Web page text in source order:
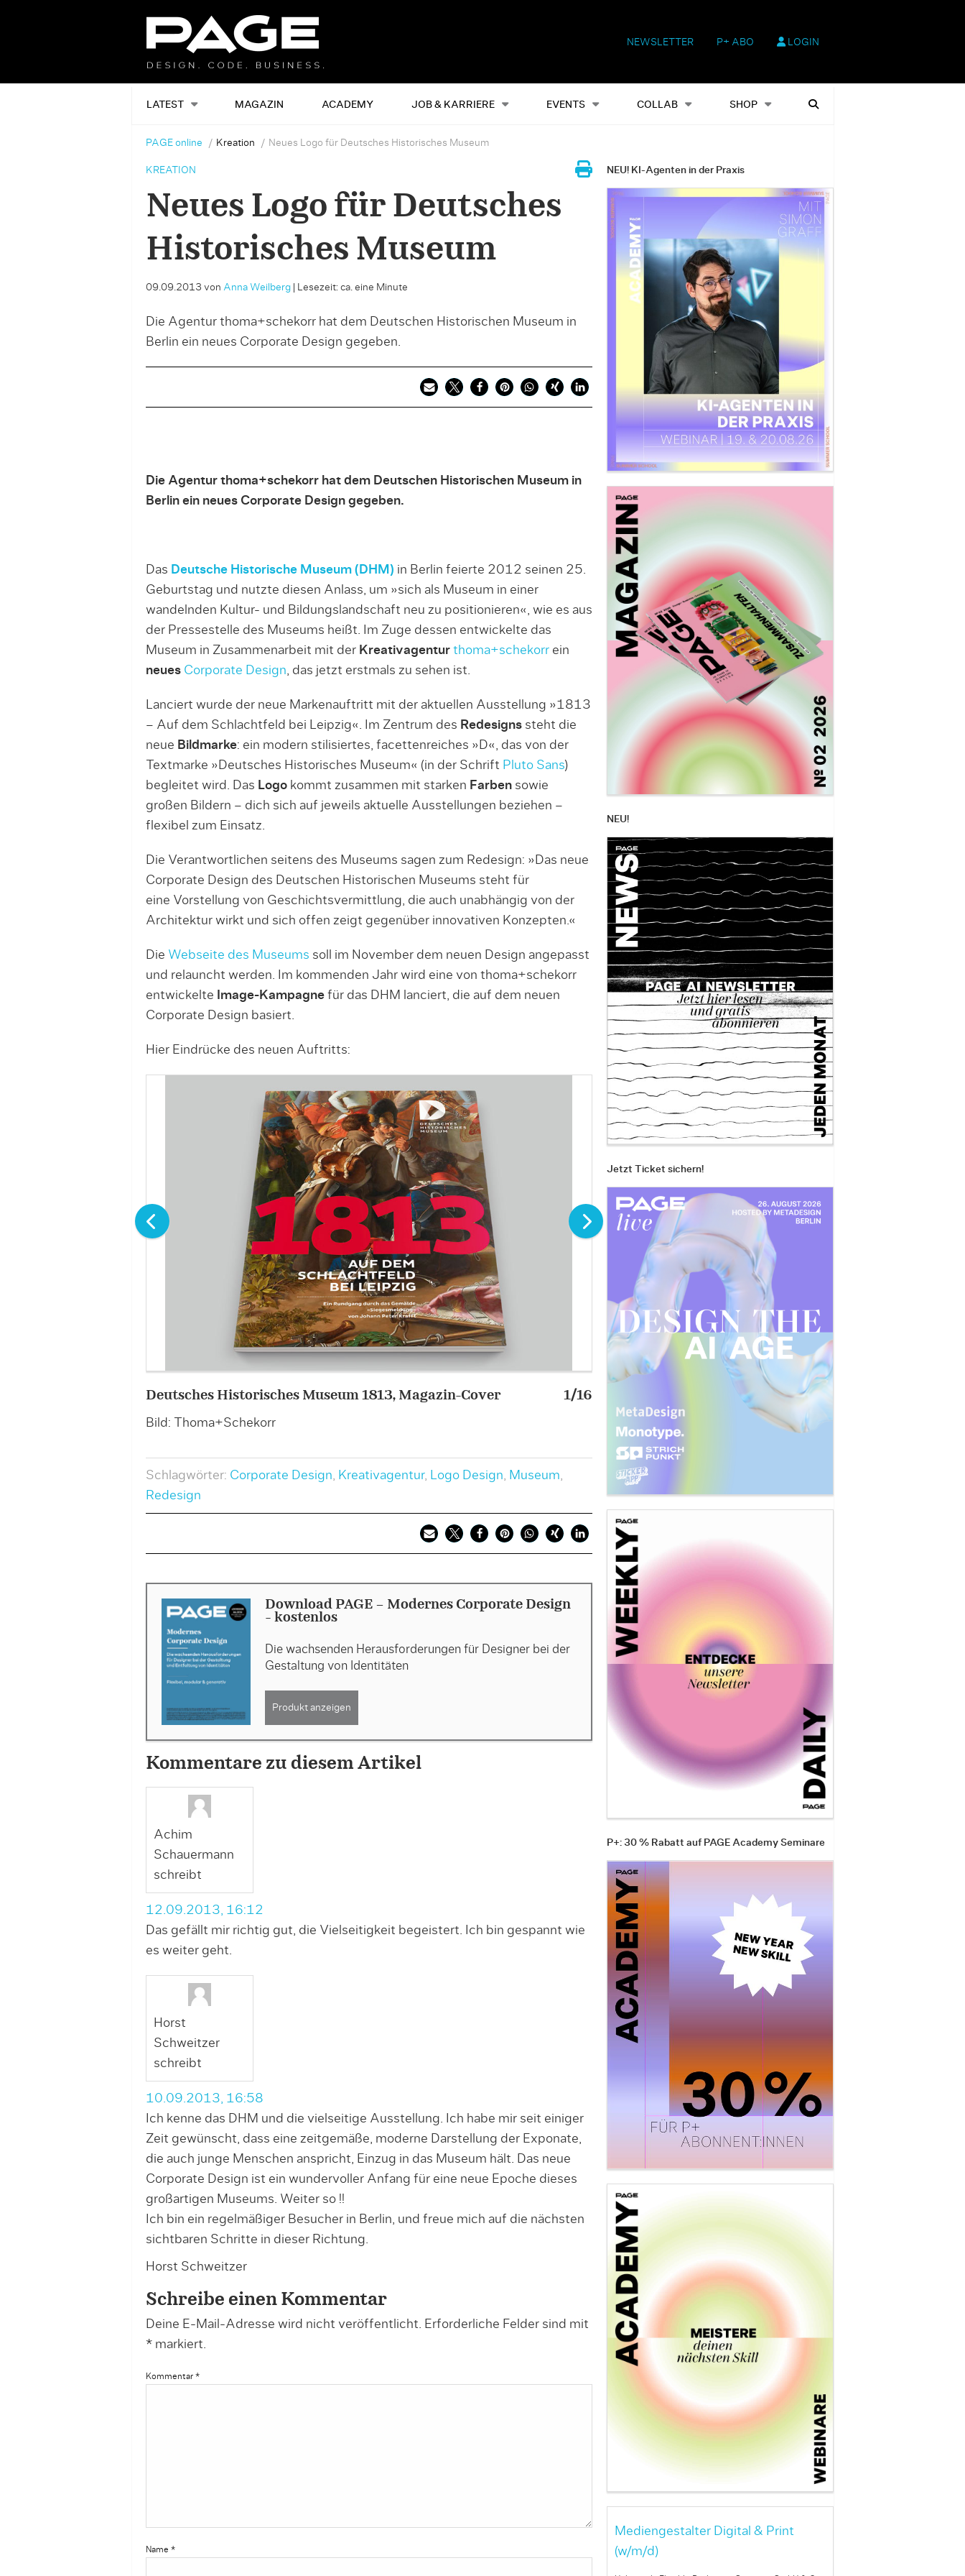
NEWSLETTER P+ ABO LOGIN
LATEST MAGAZIN ACADEMY JOB & KARRIERE EVENTS COLLAB SHOP
Alles Events Shop Heftausgaben Suchen
PAGE online Kreation Neues Logo für Deutsches Historisches Museum
KREATION
Neues Logo für Deutsches
Historisches Museum
09.09.2013 von Anna Weilberg| Lesezeit: ca. eine Minute
Die Agentur thoma+schekorr hat dem Deutschen Historischen Museum in
Berlin ein neues Corporate Design gegeben.
Die Agentur thoma+schekorr hat dem Deutschen Historischen Museum in
Berlin ein neues Corporate Design gegeben.
Das Deutsche Historische Museum (DHM) in Berlin feierte 2012 seinen 25.
Geburtstag und nutzte diesen Anlass, um »sich als Museum in einer
wandelnden Kultur- und Bildungslandschaft neu zu positionieren«, wie es aus
der Pressestelle des Museums heißt. Im Zuge dessen entwickelte das
Museum in Zusammenarbeit mit der Kreativagentur thoma+schekorrein
neues Corporate Design, das jetzt erstmals zu sehen ist.
Lanciert wurde der neue Markenauftritt mit der aktuellen Ausstellung »1813
– Auf dem Schlachtfeld bei Leipzig«. Im Zentrum des Redesignssteht die
neue Bildmarke: ein modern stilisiertes, facettenreiches »D«, das von der
Textmarke »Deutsches Historisches Museum« (in der Schrift Pluto Sans)
begleitet wird. Das Logokommt zusammen mit starken Farbensowie
großen Bildern – dich sich auf jeweils aktuelle Ausstellungen beziehen –
flexibel zum Einsatz.
Die Verantwortlichen seitens des Museums sagen zum Redesign: »Das neue
Corporate Design des Deutschen Historischen Museums steht für
eine Vorstellung von Geschichtsvermittlung, die auch unabhängig von der
Architektur wirkt und sich offen zeigt gegenüber innovativen Konzepten.«
Die Webseite des Museums soll im November dem neuen Design angepasst
und relauncht werden. Im kommenden Jahr wird eine von thoma+schekorr
entwickelte
Image-Kampagnefür das DHM lanciert, die auf dem neuen
Corporate Design basiert.
Hier Eindrücke des neuen Auftritts:
Deutsches Historisches Museum 1813, Magazin-Cover
Bild: Thoma+Schekorr
1/16 Deutsches Historisches Museum 1813, Einladung
Bild: Thoma+Schekorr
Schlagwörter: Corporate Design, Kreativagentur, Logo Design, Museum,
Redesign
Download PAGE - Modernes Corporate Design
- kostenlos
Die wachsenden Herausforderungen für Designer bei der
Gestaltung von Identitäten
Produkt anzeigen
Kommentare zu diesem Artikel
Achim
Schauermann
schreibt
12.09.2013, 16:12
Das gefällt mir richtig gut, die Vielseitigkeit begeistert. Ich bin gespannt wie
es weiter geht.
Horst
Schweitzer
schreibt
10.09.2013, 16:58
Ich kenne das DHM und die vielseitige Ausstellung. Ich habe mir seit einiger
Zeit gewünscht, dass eine zeitgemäße, moderne Darstellung der Exponate,
die auch junge Menschen anspricht, Einzug in das Museum hält. Das neue
Corporate Design ist ein wundervoller Anfang für eine neue Epoche dieses
großartigen Museums. Weiter so !!
Ich bin ein regelmäßiger Besucher in Berlin, und freue mich auf die nächsten
sichtbaren Schritte in dieser Richtung.
Horst Schweitzer
Schreibe einen Kommentar
Deine E-Mail-Adresse wird nicht veröffentlicht. Erforderliche Felder sind mit
*markiert.
Kommentar *
Name *
NEU! KI-Agenten in der Praxis
NEU!
Jetzt Ticket sichern!
P+: 30 % Rabatt auf PAGE Academy Seminare
Mediengestalter Digital & Print
(w/m/d)